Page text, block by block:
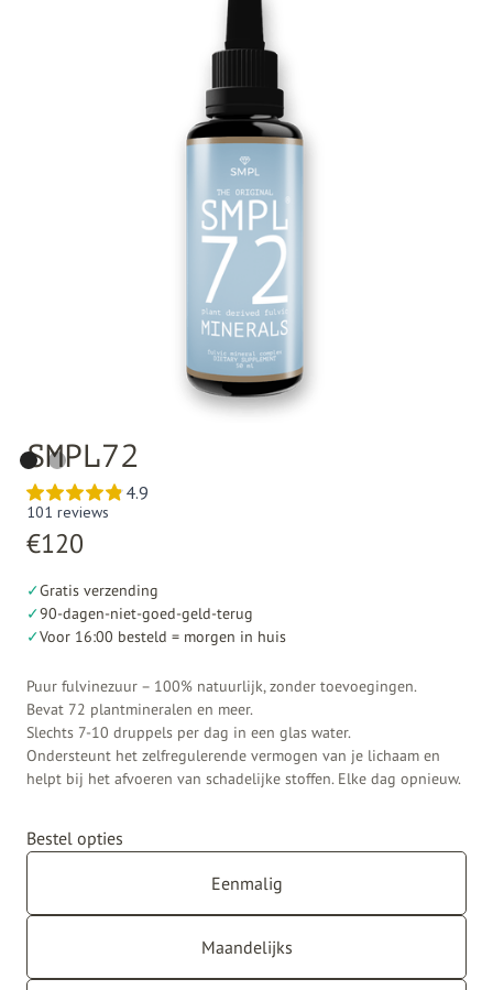
SMPL72
€120
✓Gratis verzending
✓90-dagen-niet-goed-geld-terug
✓Voor 16:00 besteld = morgen in huis
Puur fulvinezuur – 100% natuurlijk, zonder toevoegingen.
Bevat 72 plantmineralen en meer.
Slechts 7-10 druppels per dag in een glas water.
Ondersteunt het zelfregulerende vermogen van je lichaam en
helpt bij het afvoeren van schadelijke stoffen. Elke dag opnieuw.
Bestel opties
Eenmalig
Maandelijks